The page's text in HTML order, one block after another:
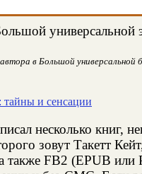
универсальной
в Большой универсальной
тайны и сенсации
несколько книг,
зовут Такетт
FB2 (EPUB или